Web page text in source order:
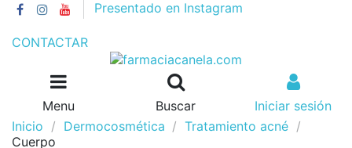
Presentado en Instagram
CONTACTAR
Menu Buscar
Iniciar sesión
Inicio
Dermocosmética
Tratamiento acné
Cuerpo